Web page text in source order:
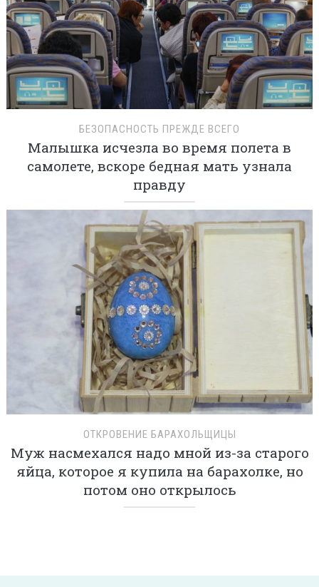
БЕЗОПАСНОСТЬ ПРЕЖДЕ ВСЕГО
Малышка исчезла во время полета в
самолете, вскоре бедная мать узнала
правду
ОТКРОВЕНИЕ БАРАХОЛЬЩИЦЫ
Муж насмехался надо мной из-за старого
яйца, которое я купила на барахолке, но
потом оно открылось